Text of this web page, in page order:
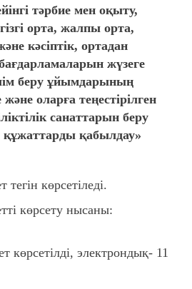
тәрбие мен оқыту,
орта, жалпы орта,
кәсіптік, ортадан
бағдарламаларын жүзеге
беру ұйымдарының
және оларға теңестірілген
санаттарын беру
құжаттарды қабылдау»
көрсетіледі.
көрсету нысаны:
көрсетілді, электрондық- 11